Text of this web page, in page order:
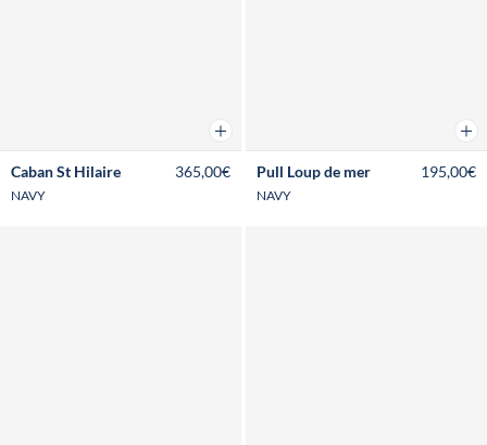
Ajouter au panier
Caban St Hilaire
NAVY
365,00€ Pull Loup de mer
NAVY
195,00€